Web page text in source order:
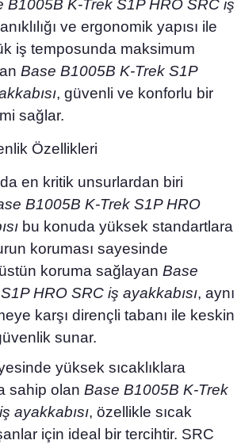
B1005B K-Trek S1P HRO SRC iş
ve ergonomik yapısı ile
iş temposunda maksimum
Base B1005B K-Trek S1P
, güvenli ve konforlu bir
sağlar.
Özellikleri
en kritik unsurlardan biri
B1005B K-Trek S1P HRO
bu konuda yüksek standartlara
koruması sayesinde
koruma sağlayan Base
HRO SRC iş ayakkabısı, aynı
karşı dirençli tabanı ile keskin
sunar.
yüksek sıcaklıklara
sahip olan Base B1005B K-Trek
ayakkabısı, özellikle sıcak
için ideal bir tercihtir. SRC